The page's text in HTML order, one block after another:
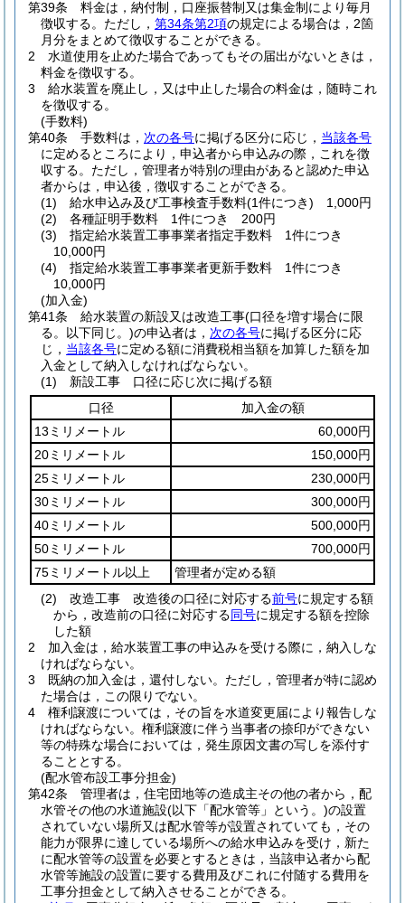
第39条
料金は，納付制，口座振替制又は集金制により毎月
徴収する。 ただし， 第34条第2項の規定による場合は，2箇
月分をまとめて徴収することができる。
2
水道使用を止めた場合であってもその届出がないときは，
料金を徴収する。
3
給水装置を廃止し，又は中止した場合の料金は，随時これ
を徴収する。
(手数料)
第40条
手数料は， 次の各号に掲げる区分に応じ， 当該各号
に定めるところにより，申込者から申込みの際，これを徴
収する。 ただし，管理者が特別の理由があると認めた申込
者からは，申込後，徴収することができる。
(1)
給水申込み及び工事検査手数料(1件につき) 1,000円
(2)
各種証明手数料 1件につき 200円
(3)
指定給水装置工事事業者指定手数料 1件につき
10,000円
(4)
指定給水装置工事事業者更新手数料 1件につき
10,000円
(加入金)
第41条
給水装置の新設又は改造工事(口径を増す場合に限
る。以下同じ。)の申込者は， 次の各号に掲げる区分に応
じ， 当該各号に定める額に消費税相当額を加算した額を加
入金として納入しなければならない。
(1)
新設工事 口径に応じ次に掲げる額
口径
加入金の額
13ミリメートル
60,000円
20ミリメートル
150,000円
25ミリメートル
230,000円
30ミリメートル
300,000円
40ミリメートル
500,000円
50ミリメートル
700,000円
75ミリメートル以上
管理者が定める額
(2)
改造工事 改造後の口径に対応する前号に規定する額
から，改造前の口径に対応する同号に規定する額を控除
した額
2
加入金は，給水装置工事の申込みを受ける際に，納入しな
ければならない。
3
既納の加入金は，還付しない。 ただし，管理者が特に認め
た場合は，この限りでない。
4
権利譲渡については，その旨を水道変更届により報告しな
ければならない。 権利譲渡に伴う当事者の捺印ができない
等の特殊な場合においては，発生原因文書の写しを添付す
ることとする。
(配水管布設工事分担金)
第42条
管理者は，住宅団地等の造成主その他の者から，配
水管その他の水道施設(以下「配水管等」という。)の設置
されていない場所又は配水管等が設置されていても，その
能力が限界に達している場所への給水申込みを受け，新た
に配水管等の設置を必要とするときは，当該申込者から配
水管等施設の設置に要する費用及びこれに付随する費用を
工事分担金として納入させることができる。